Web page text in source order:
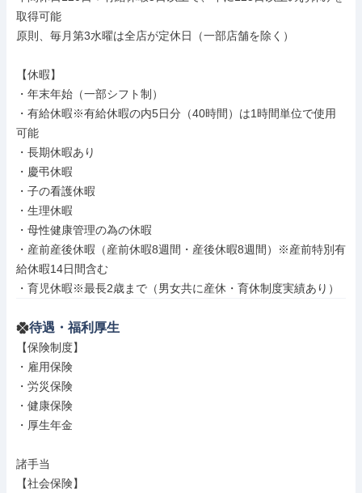
取得可能
原則、毎月第3水曜は全店が定休日（一部店舗を除く）
【休暇】
・年末年始（一部シフト制）
・有給休暇※有給休暇の内5日分（40時間）は1時間単位で使用
可能
・長期休暇あり
・慶弔休暇
・子の看護休暇
・生理休暇
・母性健康管理の為の休暇
・産前産後休暇（産前休暇8週間・産後休暇8週間）※産前特別有
給休暇14日間含む
・育児休暇※最長2歳まで（男女共に産休・育休制度実績あり）
待遇・福利厚生
【保険制度】
・雇用保険
・労災保険
・健康保険
・厚生年金
諸手当
【社会保険】